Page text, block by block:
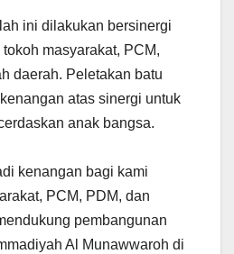
ini dilakukan bersinergi
masyarakat, PCM,
daerah. Peletakan batu
atas sinergi untuk
anak bangsa.
kenangan bagi kami
PCM, PDM, dan
pembangunan
Al Munawwaroh di